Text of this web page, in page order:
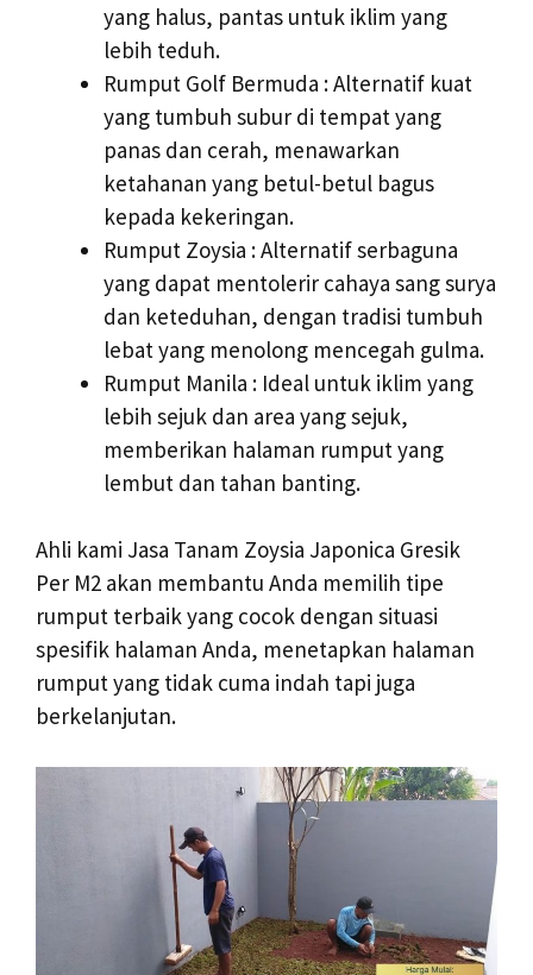
yang halus, pantas untuk iklim yang
lebih teduh.
Rumput Golf Bermuda : Alternatif kuat
yang tumbuh subur di tempat yang
panas dan cerah, menawarkan
ketahanan yang betul-betul bagus
kepada kekeringan.
Rumput Zoysia : Alternatif serbaguna
yang dapat mentolerir cahaya sang surya
dan keteduhan, dengan tradisi tumbuh
lebat yang menolong mencegah gulma.
Rumput Manila : Ideal untuk iklim yang
lebih sejuk dan area yang sejuk,
memberikan halaman rumput yang
lembut dan tahan banting.
Ahli kami Jasa Tanam Zoysia Japonica Gresik
Per M2 akan membantu Anda memilih tipe
rumput terbaik yang cocok dengan situasi
spesifik halaman Anda, menetapkan halaman
rumput yang tidak cuma indah tapi juga
berkelanjutan.